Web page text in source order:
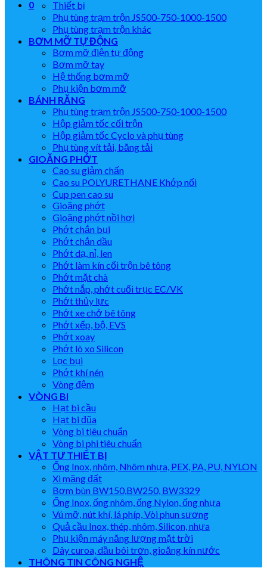
0
Thiết bị
Phụ tùng trạm trộn JS500-750-1000-1500
Phụ tùng trạm trộn khác
BƠM MỠ TỰ ĐỘNG
Bơm mỡ điện tự động
Bơm mỡ tay
Hệ thống bơm mỡ
Phụ kiện bơm mỡ
BÁNH RĂNG
Phụ tùng trạm trộn JS500-750-1000-1500
Hộp giảm tốc cối trộn
Hộp giảm tốc Cyclo và phụ tùng
Phụ tùng vít tải, băng tải
GIOĂNG PHỚT
Cao su giảm chấn
Cao su POLYURETHANE Khớp nối
Cup pen cao su
Gioăng phớt
Gioăng phớt nồi hơi
Phớt chắn bụi
Phớt chắn dầu
Phớt dạ, nỉ, len
Phớt làm kín cối trộn bê tông
Phớt mặt chà
Phớt nắp, phớt cuối trục EC/VK
Phớt thủy lực
Phớt xe chở bê tông
Phớt xếp, bộ, EVS
Phớt xoay
Phớt lò xo Silicon
Lọc bụi
Phớt khí nén
Vòng đệm
VÒNG BI
Hạt bi cầu
Hạt bi đũa
Vòng bi tiêu chuẩn
Vòng bi phi tiêu chuẩn
VẬT TƯ THIẾT BỊ
Ống Inox, nhôm, Nhôm nhựa, PEX, PA, PU, NYLON
Xi măng đất
Bơm bùn BW150,BW250, BW3329
Ống Inox, ống nhôm, ống Nylon, ống nhựa
Vú mỡ, nút khí, lá phíp, Vòi phun sương
Quả cầu Inox, thép, nhôm, Silicon, nhựa
Phụ kiện máy năng lượng mặt trời
Dây curoa, dầu bôi trơn, gioăng kín nước
THÔNG TIN CÔNG NGHỆ